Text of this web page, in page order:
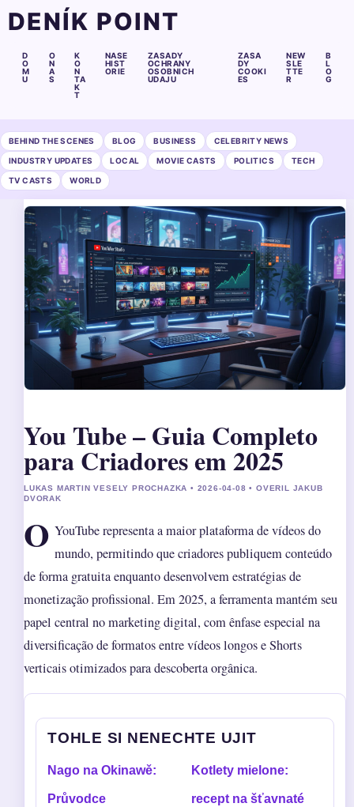
DENÍK POINT
D
O
M
U
O
N
A
S
K
O
N
TA
K
T
NASE
HIST
ORIE
ZASADY
OCHRANY
OSOBNICH
UDAJU
ZASA
DY
COOKI
ES
NEW
SLE
TTE
R
B
L
O
G
BEHIND THE SCENES BLOG BUSINESS CELEBRITY NEWS
INDUSTRY UPDATES LOCAL MOVIE CASTS POLITICS TECH
TV CASTS WORLD
You Tube – Guia Completo
para Criadores em 2025
LUKAS MARTIN VESELY PROCHAZKA • 2026-04-08 • OVERIL JAKUB
DVORAK
O YouTube representa a maior plataforma de vídeos do
mundo, permitindo que criadores publiquem conteúdo
de forma gratuita enquanto desenvolvem estratégias de
monetização profissional. Em 2025, a ferramenta mantém seu
papel central no marketing digital, com ênfase especial na
diversificação de formatos entre vídeos longos e Shorts
verticais otimizados para descoberta orgânica.
TOHLE SI NENECHTE UJIT
Nago na Okinawě:
Průvodce
Kotlety mielone:
recept na šťavnaté